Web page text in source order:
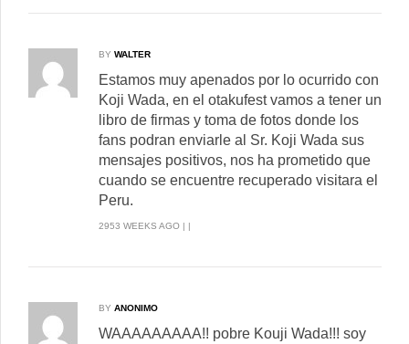
BY WALTER
Estamos muy apenados por lo ocurrido con
Koji Wada, en el otakufest vamos a tener un
libro de firmas y toma de fotos donde los
fans podran enviarle al Sr. Koji Wada sus
mensajes positivos, nos ha prometido que
cuando se encuentre recuperado visitara el
Peru.
2953 WEEKS AGO | |
BY ANONIMO
WAAAAAAAAA!! pobre Kouji Wada!!! soy